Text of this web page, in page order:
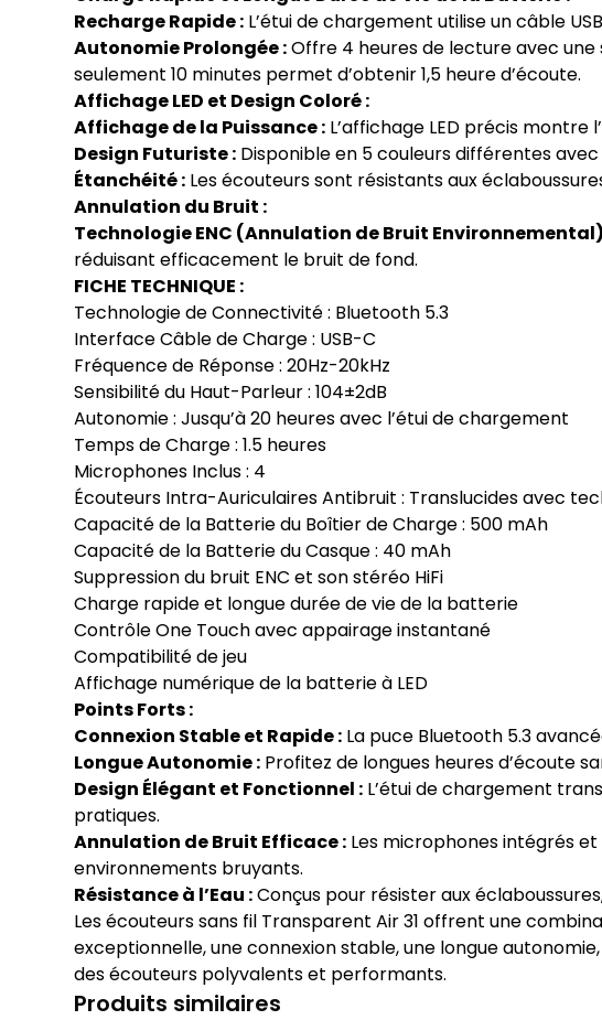
Recharge Rapide : L’étui de chargement utilise un câble
Autonomie Prolongée :Offre 4 heures de lecture avec une
seulement 10 minutes permet d’obtenir 1,5 heure d’écoute.
Affichage LED et Design Coloré :
Affichage de la Puissance : L’affichage LED précis
Design Futuriste : Disponible en 5 couleurs différentes
Étanchéité : Les écouteurs sont résistants aux
Annulation du Bruit :
Technologie ENC (Annulation de Bruit
réduisant efficacement le bruit de fond.
FICHE TECHNIQUE :
Technologie de Connectivité : Bluetooth 5.3
Interface Câble de Charge : USB-C
Fréquence de Réponse : 20Hz-20kHz
Sensibilité du Haut-Parleur : 104±2dB
Autonomie : Jusqu’à 20 heures avec l’étui de chargement
Temps de Charge : 1.5 heures
Microphones Inclus : 4
Écouteurs Intra-Auriculaires Antibruit : Translucides avec
Capacité de la Batterie du Boîtier de Charge : 500 mAh
Capacité de la Batterie du Casque : 40 mAh
Suppression du bruit ENC et son stéréo HiFi
Charge rapide et longue durée de vie de la batterie
Contrôle One Touch avec appairage instantané
Compatibilité de jeu
Affichage numérique de la batterie à LED
Points Forts :
Connexion Stable et Rapide : La puce Bluetooth 5.3
Longue Autonomie : Profitez de longues heures d’écoute
Design Élégant et Fonctionnel : L’étui de chargement
pratiques.
Annulation de Bruit Efficace : Les microphones intégrés
environnements bruyants.
Résistance à l’Eau :Conçus pour résister aux
Les écouteurs sans fil Transparent Air 31 offrent une
exceptionnelle, une connexion stable, une longue
des écouteurs polyvalents et performants.
Produits similaires